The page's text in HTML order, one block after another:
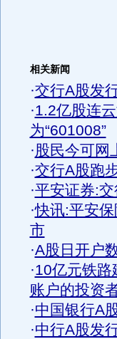
相关新闻
·交行A股发
·1.2亿股连
为“601008”
·股民今可网
·交行A股跑
·平安证券:
·快讯:平安
市
·A股日开户
·10亿元铁路
账户的投资
·中国银行A
·中行A股发